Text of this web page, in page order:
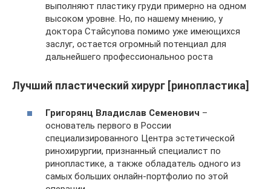
выполняют пластику груди примерно на одном
высоком уровне. Но, по нашему мнению, у
доктора Стайсупова помимо уже имеющихся
заслуг, остается огромный потенциал для
дальнейшего профессиональноо роста
Лучший пластический хирург [ринопластика]
Григорянц Владислав Семенович –
основатель первого в России
специализированного Центра эстетической
ринохирургии, признанный специалист по
ринопластике, а также обладатель одного из
самых больших онлайн-портфолио по этой